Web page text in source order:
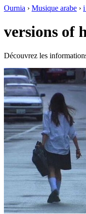
Ournia › Musique arabe › i
versions of
Découvrez les